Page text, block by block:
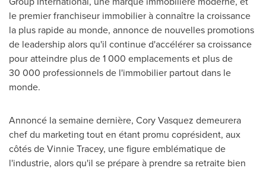
le premier franchiseur immobilier à connaître la croissance
la plus rapide au monde, annonce de nouvelles promotions
de leadership alors qu'il continue d'accélérer sa croissance
pour atteindre plus de 1 000 emplacements et plus de
30 000 professionnels de l'immobilier partout dans le
monde.
Annoncé la semaine dernière, Cory Vasquez demeurera
chef du marketing tout en étant promu coprésident, aux
côtés deVinnie Tracey, une figure emblématique de
l'industrie, alors qu'il se prépare à prendre sa retraite bien